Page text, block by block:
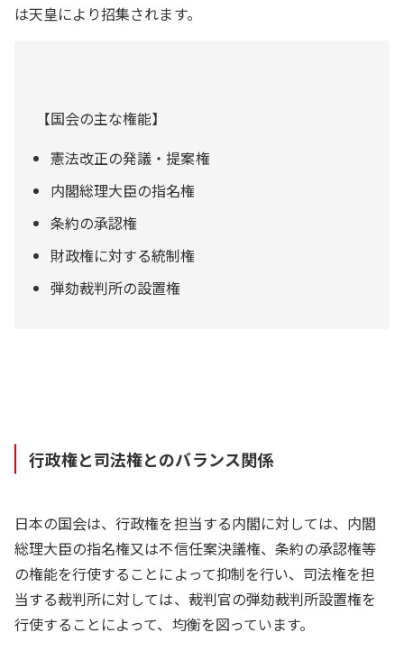
は天皇により招集されます。
【国会の主な権能】
憲法改正の発議・提案権
内閣総理大臣の指名権
条約の承認権
財政権に対する統制権
弾劾裁判所の設置権
行政権と司法権とのバランス関係
日本の国会は、行政権を担当する内閣に対しては、内閣
総理大臣の指名権又は不信任案決議権、条約の承認権等
の権能を行使することによって抑制を行い、司法権を担
当する裁判所に対しては、裁判官の弾劾裁判所設置権を
行使することによって、均衡を図っています。